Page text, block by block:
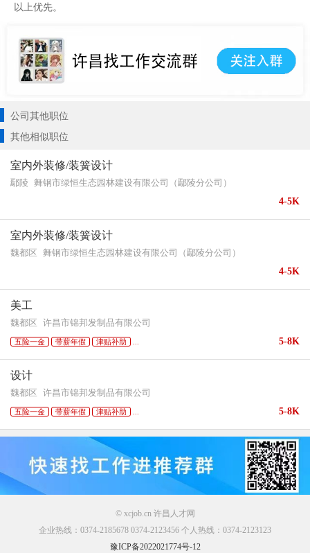
以上优先。
公司其他职位
其他相似职位
室内外装修/装簧设计
鄢陵 舞钢市绿恒生态园林建设有限公司（鄢陵分公司）
4-5K
室内外装修/装簧设计
魏都区 舞钢市绿恒生态园林建设有限公司（鄢陵分公司）
4-5K
美工
魏都区 许昌市锦邦发制品有限公司
五险一金 带薪年假 津贴补助 5-8K
设计
魏都区 许昌市锦邦发制品有限公司
五险一金 带薪年假 津贴补助 5-8K
© xcjob.cn 许昌人才网
企业热线：0374-2185678 0374-2123456 个人热线：0374-2123123
豫ICP备2022021774号-12